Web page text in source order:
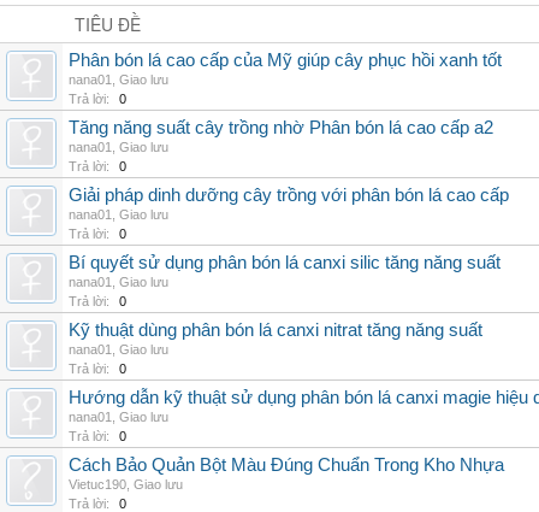
TIÊU ĐỀ
Phân bón lá cao cấp của Mỹ giúp cây phục hồi xanh tốt
nana01
Giao lưu
Trả lời:
0
Tăng năng suất cây trồng nhờ Phân bón lá cao cấp a2
nana01
Giao lưu
Trả lời:
0
Giải pháp dinh dưỡng cây trồng với phân bón lá cao cấp
nana01
Giao lưu
Trả lời:
0
Bí quyết sử dụng phân bón lá canxi silic tăng năng suất
nana01
Giao lưu
Trả lời:
0
Kỹ thuật dùng phân bón lá canxi nitrat tăng năng suất
nana01
Giao lưu
Trả lời:
0
Hướng dẫn kỹ thuật sử dụng phân bón lá canxi magie hiệu
nana01
Giao lưu
Trả lời:
0
Cách Bảo Quản Bột Màu Đúng Chuẩn Trong Kho Nhựa
Vietuc190 Giao lưu
Trả lời:
0